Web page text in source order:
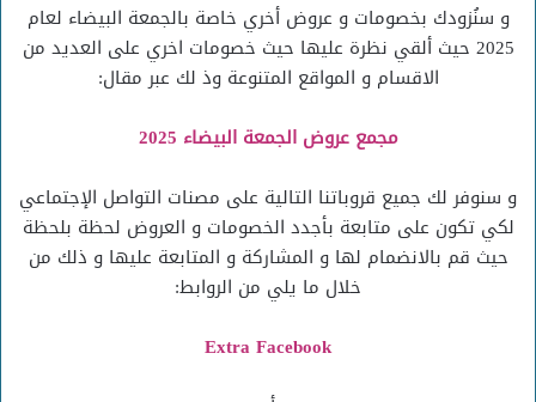
و سنُزودك بخصومات و عروض أخري خاصة بالجمعة البيضاء لعام
2025 حيث ألقي نظرة عليها حيث خصومات اخري على العديد من
الاقسام و المواقع المتنوعة وذ لك عبر مقال:
مجمع عروض الجمعة البيضاء 2025
و سنوفر لك جميع قروباتنا التالية على مصنات التواصل الإجتماعي
لكي تكون على متابعة بأجدد الخصومات و العروض لحظة بلحظة
حيث قم بالانضمام لها و المشاركة و المتابعة عليها و ذلك من
خلال ما يلي من الروابط:
Extra Facebook